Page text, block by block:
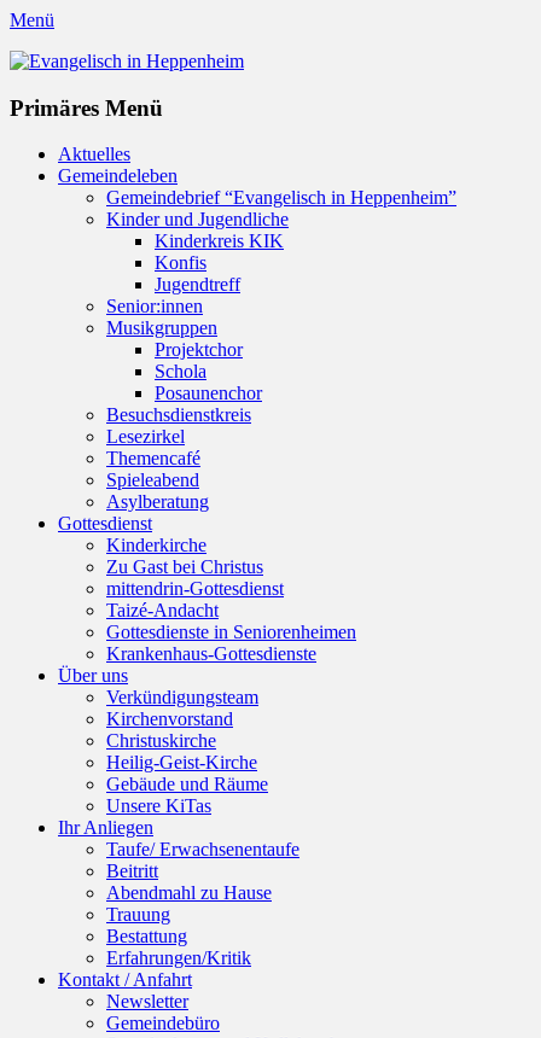
Menü
Evangelisch in Heppenheim
Primäres Menü
Zum
Inhalt
Aktuelles
Gemeindeleben
Gemeindebrief “Evangelisch in Heppenheim”
Kinder und Jugendliche
Kinderkreis KIK
Konfis
Jugendtreff
Senior:innen
Musikgruppen
Projektchor
Schola
Posaunenchor
Besuchsdienstkreis
Lesezirkel
Themencafé
Spieleabend
Asylberatung
Gottesdienst
Kinderkirche
Zu Gast bei Christus
mittendrin-Gottesdienst
Taizé-Andacht
Gottesdienste in Seniorenheimen
Krankenhaus-Gottesdienste
Über uns
Verkündigungsteam
Kirchenvorstand
Christuskirche
Heilig-Geist-Kirche
Gebäude und Räume
Unsere KiTas
Ihr Anliegen
Taufe/ Erwachsenentaufe
Beitritt
Abendmahl zu Hause
Trauung
Bestattung
Erfahrungen/Kritik
Kontakt / Anfahrt
Newsletter
Gemeindebüro